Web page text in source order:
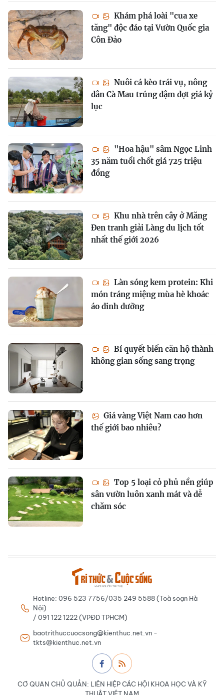
Khám phá loài "cua xe
tăng" độc đáo tại Vườn Quốc gia
Côn Đảo
Nuôi cá kèo trái vụ, nông
dân Cà Mau trúng đậm đợt giá kỷ
lục
"Hoa hậu" sâm Ngọc Linh
35 năm tuổi chốt giá 725 triệu
đồng
Khu nhà trên cây ở Măng
Đen tranh giải Làng du lịch tốt
nhất thế giới 2026
Làn sóng kem protein: Khi
món tráng miệng mùa hè khoác
áo dinh dưỡng
Bí quyết biến căn hộ thành
không gian sống sang trọng
Giá vàng Việt Nam cao hơn
thế giới bao nhiêu?
Top 5 loại cỏ phủ nền giúp
sân vườn luôn xanh mát và dễ
chăm sóc
Hotline: 096 523 7756/035 249 5588 (Toà soạn Hà
Nội)
/ 091 122 1222 (VPĐD TPHCM)
baotrithuccuocsong@kienthuc.net.vn -
tkts@kienthuc.net.vn
CƠ QUAN CHỦ QUẢN: LIÊN HIỆP CÁC HỘI KHOA HỌC VÀ KỸ